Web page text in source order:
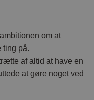
om at
ting på.
af altid at have en
at gøre noget ved